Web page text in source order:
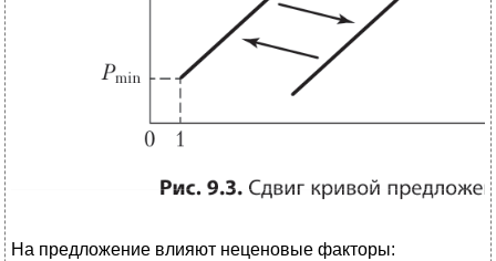
На предложение влияют неценовые факторы: